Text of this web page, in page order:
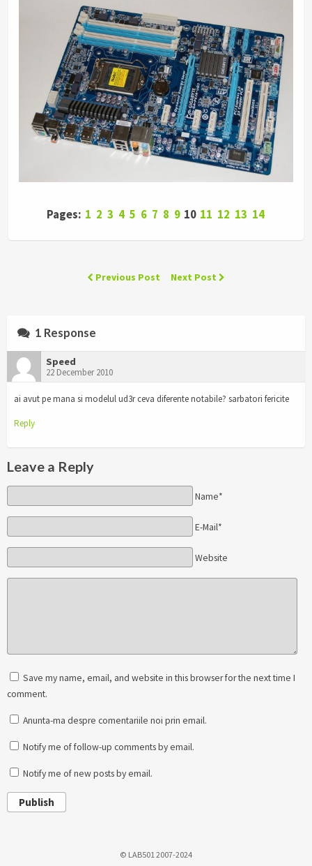
Pages: 1 2 3 4 5 6 7 8 9 10 11 12 13 14
Previous Post Next Post
1 Response
Speed
22 December 2010
ai avut pe mana si modelul ud3r ceva diferente notabile? sarbatori fericite
Reply
Leave a Reply
Name*
E-Mail*
Website
Save my name, email, and website in this browser for the next time I
comment.
Anunta-ma despre comentariile noi prin email.
Notify me of follow-up comments by email.
Notify me of new posts by email.
Publish
© LAB501 2007-2024